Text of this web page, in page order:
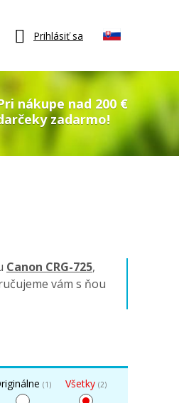
Prihlásiť sa
nákupe nad 200 €
zadarmo!
Canon CRG-725,
vám s ňou
(1) Všetky (2)